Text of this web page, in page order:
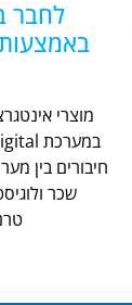
לחבר
שכר